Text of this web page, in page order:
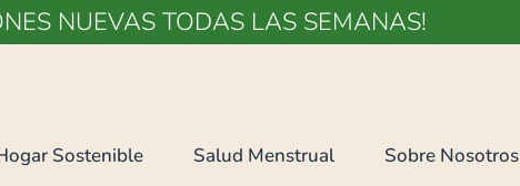
NUEVAS TODAS LAS SEMANAS!
Sostenible Salud Menstrual Sobre Nosotros